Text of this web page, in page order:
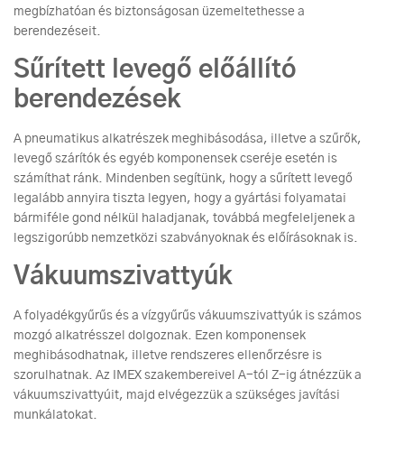
megbízhatóan és biztonságosan üzemeltethesse a
berendezéseit.
Sűrített levegő előállító
berendezések
A pneumatikus alkatrészek meghibásodása, illetve a szűrők,
levegő szárítók és egyéb komponensek cseréje esetén is
számíthat ránk. Mindenben segítünk, hogy a sűrített levegő
legalább annyira tiszta legyen, hogy a gyártási folyamatai
bármiféle gond nélkül haladjanak, továbbá megfeleljenek a
legszigorúbb nemzetközi szabványoknak és előírásoknak is.
Vákuumszivattyúk
A folyadékgyűrűs és a vízgyűrűs vákuumszivattyúk is számos
mozgó alkatrésszel dolgoznak. Ezen komponensek
meghibásodhatnak, illetve rendszeres ellenőrzésre is
szorulhatnak. Az IMEX szakembereivel A-tól Z-ig átnézzük a
vákuumszivattyúit, majd elvégezzük a szükséges javítási
munkálatokat.